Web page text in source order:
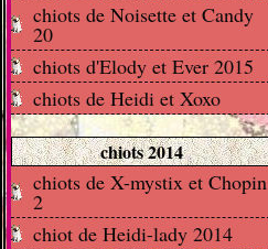
chiots de Noisette et Candy
20
chiots d'Elody et Ever 2015
chiots de Heidi et Xoxo
chiots 2014
chiots de X-mystix et Chopin
2
chiot de Heidi-lady 2014